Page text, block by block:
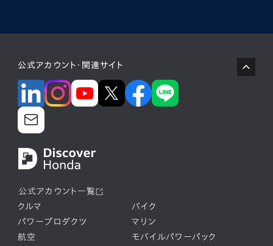
公式アカウント・関連サイト
公式アカウント一覧
クルマ
バイク
パワープロダクツ
マリン
航空
モバイルパワーパック